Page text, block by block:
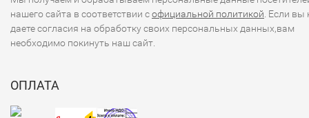
нашего сайта в соответствии софициальной политикой . Если вы
даете согласия на обработку своих персональных данных,вам
необходимо покинуть наш сайт.
ОПЛАТА